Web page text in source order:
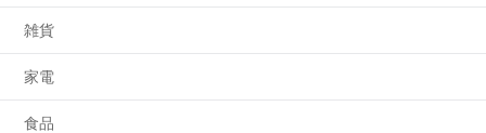
雑貨
家電
食品